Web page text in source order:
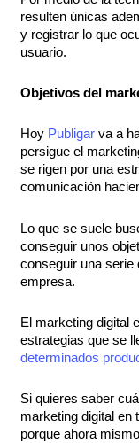
resulten únicas
y registrar lo que
usuario.
Objetivos del
Hoy Publigar va a
persigue el
se rigen por una
comunicación
Lo que se suele
conseguir unos
conseguir una serie
empresa.
El marketing digital
estrategias que se
determinados
Si quieres saber
marketing digital en
porque ahora